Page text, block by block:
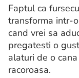
Faptul ca
transforma intr-
cand vrei sa
pregatesti o
alaturi de o
racoroasa.